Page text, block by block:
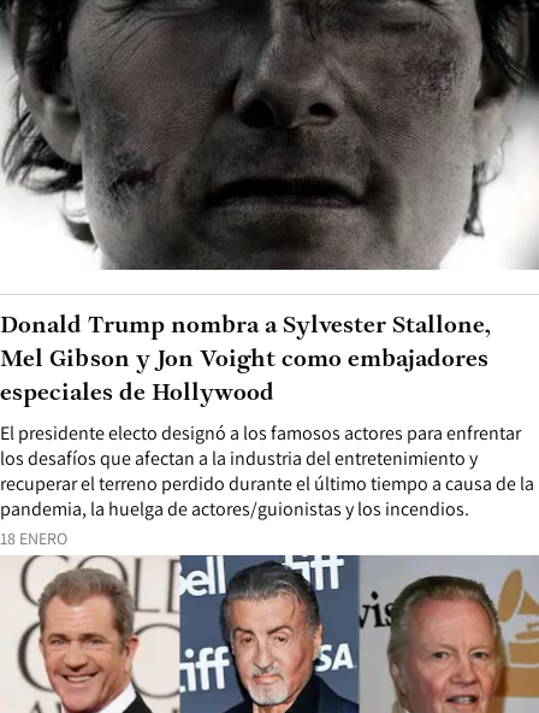
18 ENERO
El presidente electo designó a los famosos actores para enfrentar
los desafíos que afectan a la industria del entretenimiento y
recuperar el terreno perdido durante el último tiempo a causa de la
pandemia, la huelga de actores/guionistas y los incendios.
Donald Trump nombra a Sylvester Stallone,
Mel Gibson y Jon Voight como embajadores
especiales de Hollywood